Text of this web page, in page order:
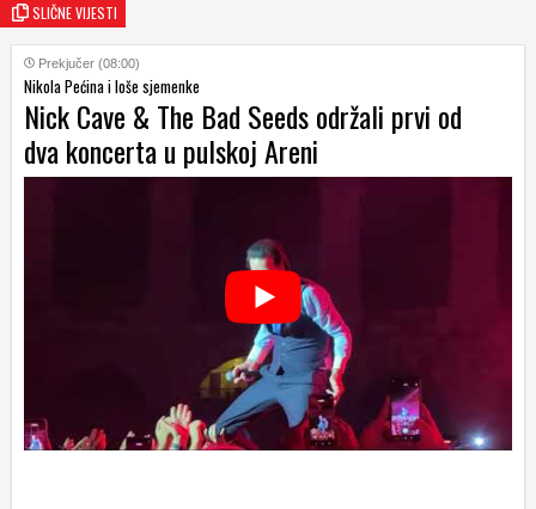
SLIČNE VIJESTI
Prekjučer (08:00)
Nikola Pećina i loše sjemenke
Nick Cave & The Bad Seeds održali prvi od
dva koncerta u pulskoj Areni